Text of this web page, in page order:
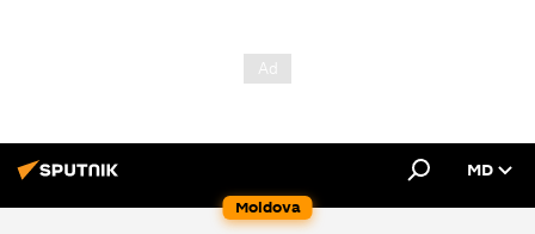
Moldova
MD